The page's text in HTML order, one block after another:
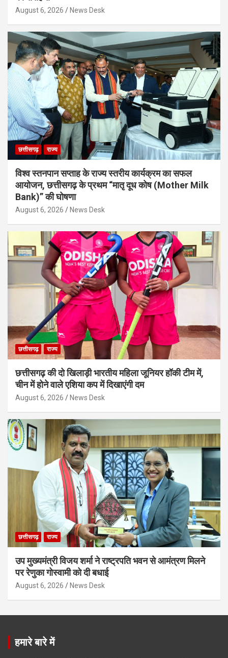
August 6, 2026 News Desk
छत्तीसगढ़ राज्य
विश्व स्तनपान सप्ताह के राज्य स्तरीय कार्यक्रम का सफल
आयोजन, छत्तीसगढ़ के प्रथम “मातृ दूध कोष (Mother Milk
Bank)” की घोषणा
August 6, 2026 News Desk
छत्तीसगढ़ राज्य
छत्तीसगढ़ की दो खिलाड़ी भारतीय महिला जूनियर हॉकी टीम में,
चीन में होने वाले एशिया कप में दिखाएंगी दम
August 6, 2026 News Desk
छत्तीसगढ़ राज्य
उप मुख्यमंत्री विजय शर्मा ने राष्ट्रपति भवन से आमंत्रण मिलने
पर रेणुका गोस्वामी को दी बधाई
August 6, 2026 News Desk
हमारे बारे में